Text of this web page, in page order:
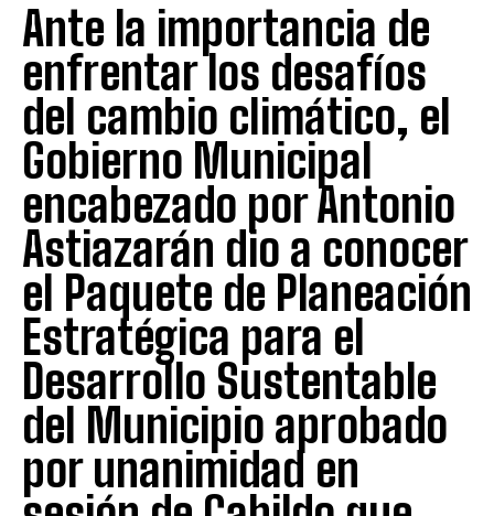
Ante la importancia de
enfrentar los desafíos
del cambio climático, el
Gobierno Municipal
encabezado por Antonio
Astiazarán dio a conocer
el Paquete de Planeación
Estratégica para el
Desarrollo Sustentable
del Municipio aprobado
por unanimidad en